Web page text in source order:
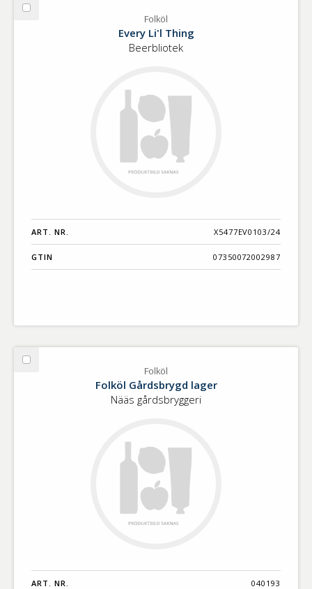
Välj
Folköl
Every Li'l Thing
Beerbliotek
ART. NR. X5477EV0103/24
GTIN 07350072002987
Välj
Folköl
Folköl Gårdsbrygd lager
Nääs gårdsbryggeri
ART. NR. 040193